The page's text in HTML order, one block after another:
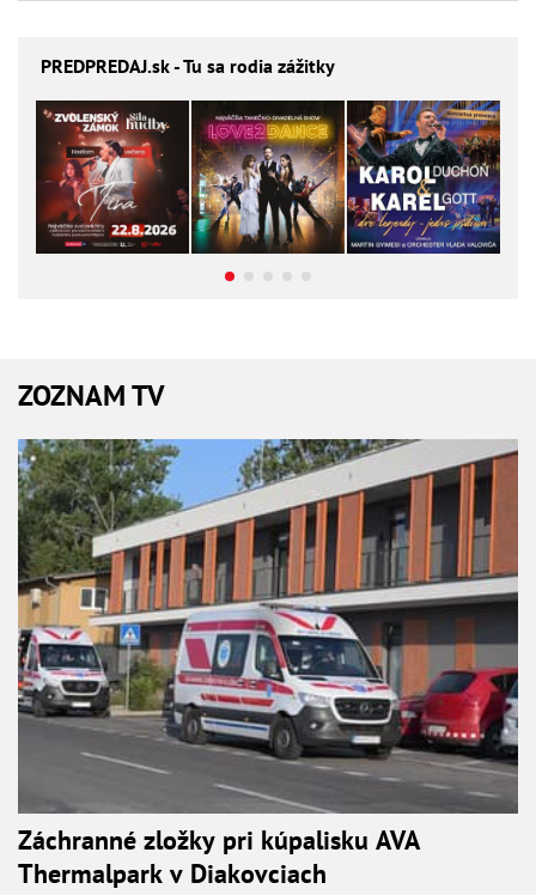
PREDPREDAJ.sk - Tu sa rodia zážitky
ZOZNAM TV
Záchranné zložky pri kúpalisku AVA
Thermalpark v Diakovciach